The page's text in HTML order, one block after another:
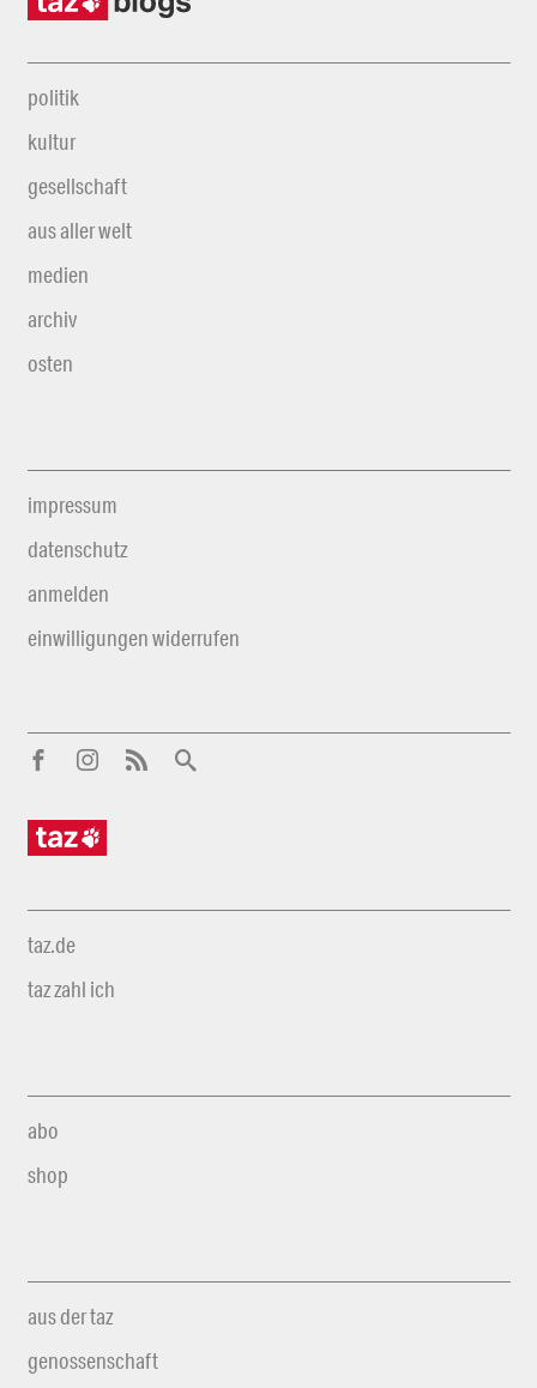
politik
kultur
gesellschaft
aus aller welt
medien
archiv
osten
impressum
datenschutz
anmelden
einwilligungen widerrufen
taz.de
taz zahl ich
abo
shop
aus der taz
genossenschaft